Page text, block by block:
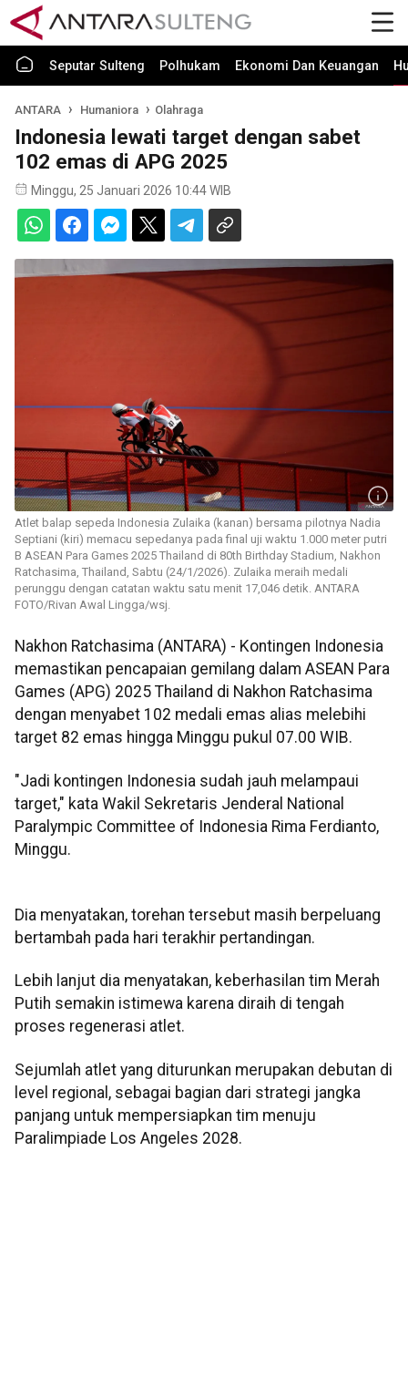
Seputar Sulteng Polhukam Ekonomi Dan Keuangan
ANTARA Humaniora Olahraga
Indonesia lewati target dengan sabet
102 emas di APG 2025
Minggu, 25 Januari 2026 10:44 WIB
Atlet balap sepeda Indonesia Zulaika (kanan) bersama pilotnya Nadia
Septiani (kiri) memacu sepedanya pada final uji waktu 1.000 meter putri
B ASEAN Para Games 2025 Thailand di 80th Birthday Stadium, Nakhon
Ratchasima, Thailand, Sabtu (24/1/2026). Zulaika meraih medali
perunggu dengan catatan waktu satu menit 17,046 detik. ANTARA
FOTO/Rivan Awal Lingga/wsj.
Nakhon Ratchasima (ANTARA) - Kontingen Indonesia
memastikan pencapaian gemilang dalam ASEAN Para
Games (APG) 2025 Thailand di Nakhon Ratchasima
dengan menyabet 102 medali emas alias melebihi
target 82 emas hingga Minggu pukul 07.00 WIB.
"Jadi kontingen Indonesia sudah jauh melampaui
target," kata Wakil Sekretaris Jenderal National
Paralympic Committee of Indonesia Rima Ferdianto,
Minggu.
Dia menyatakan, torehan tersebut masih berpeluang
bertambah pada hari terakhir pertandingan.
Lebih lanjut dia menyatakan, keberhasilan tim Merah
Putih semakin istimewa karena diraih di tengah
proses regenerasi atlet.
Sejumlah atlet yang diturunkan merupakan debutan di
level regional, sebagai bagian dari strategi jangka
panjang untuk mempersiapkan tim menuju
Paralimpiade Los Angeles 2028.